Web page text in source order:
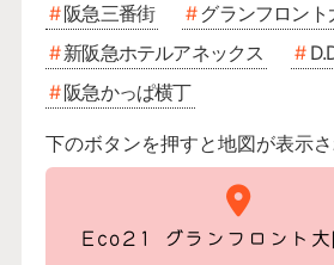
阪急三番街
グランフロント
新阪急ホテルアネックス
阪急かっぱ横丁
下のボタンを押すと地図が表示
Eco21 グランフロント大